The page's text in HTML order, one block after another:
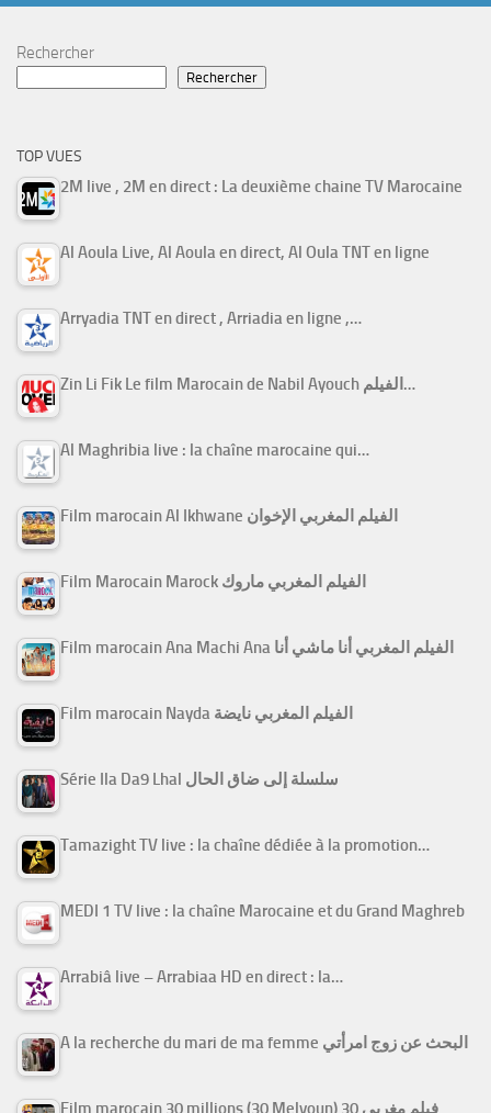
Rechercher
Rechercher
TOP VUES
2M live , 2M en direct : La deuxième chaine TV Marocaine
Al Aoula Live, Al Aoula en direct, Al Oula TNT en ligne
Arryadia TNT en direct , Arriadia en ligne ,…
Zin Li Fik Le film Marocain de Nabil Ayouch الفيلم…
Al Maghribia live : la chaîne marocaine qui…
Film marocain Al Ikhwane الفيلم المغربي الإخوان
Film Marocain Marock الفيلم المغربي ماروك
Film marocain Ana Machi Ana الفيلم المغربي أنا ماشي أنا
Film marocain Nayda الفيلم المغربي نايضة
Série Ila Da9 Lhal سلسلة إلى ضاق الحال
Tamazight TV live : la chaîne dédiée à la promotion…
MEDI 1 TV live : la chaîne Marocaine et du Grand Maghreb
Arrabiâ live – Arrabiaa HD en direct : la…
A la recherche du mari de ma femme البحث عن زوج امرأتي
Film marocain 30 millions (30 Melyoun) فيلم مغربي 30